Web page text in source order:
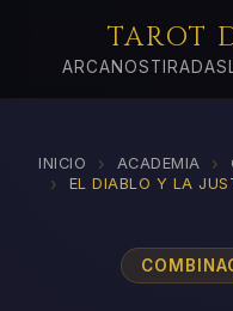
TAROT
ARCANOSTIRADAS
INICIO › ACADEMIA ›
› EL DIABLO Y LA